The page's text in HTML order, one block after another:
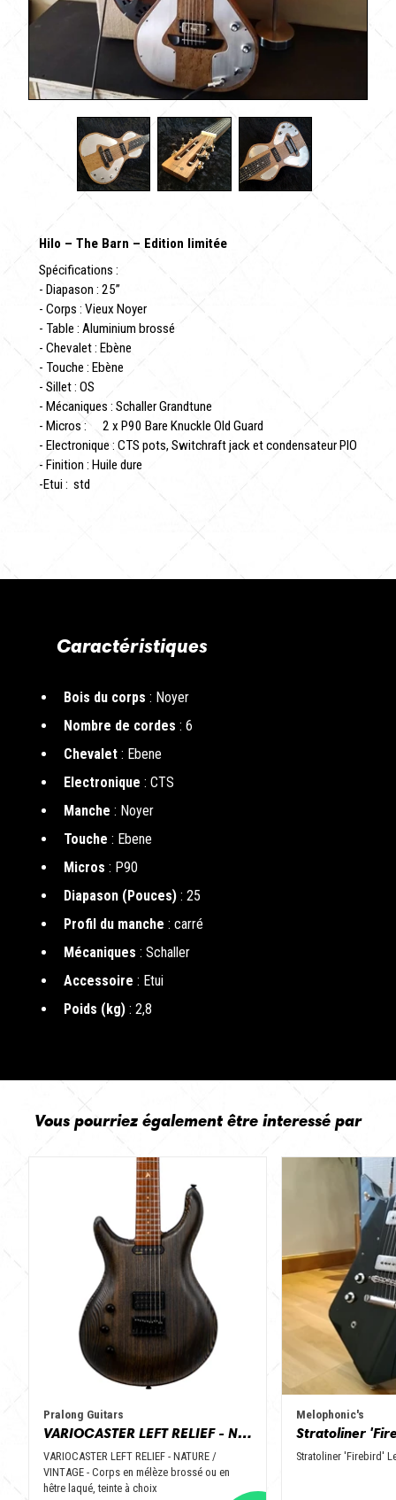
Hilo – The Barn – Edition limitée
Spécifications :
- Diapason : 25”
- Corps : Vieux Noyer
- Table : Aluminium brossé
- Chevalet : Ebène
- Touche : Ebène
- Sillet : OS
- Mécaniques : Schaller Grandtune
- Micros : 2 x P90 Bare Knuckle Old Guard
- Electronique : CTS pots, Switchraft jack et condensateur PIO
- Finition : Huile dure
-Etui : std
Caractéristiques
Bois du corps : Noyer
Nombre de cordes : 6
Chevalet : Ebene
Electronique : CTS
Manche : Noyer
Touche : Ebene
Micros : P90
Diapason (Pouces) : 25
Profil du manche : carré
Mécaniques : Schaller
Accessoire : Etui
Poids (kg) : 2,8
Vous pourriez également être interessé par
Pralong Guitars
VARIOCASTER LEFT RELIEF - NATURE / VINTAGE
VARIOCASTER LEFT RELIEF - NATURE /
VINTAGE - Corps en mélèze brossé ou en
hêtre laqué, teinte à choix
Melophonic's
Stratoliner
Stratoliner 'Firebird'